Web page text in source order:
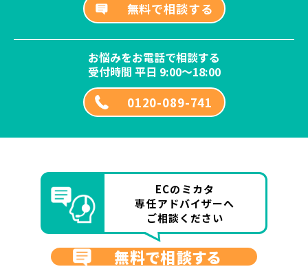
無料で相談する
お悩みをお電話で相談する
受付時間 平日 9:00～18:00
0120-089-741
ECのミカタ
専任アドバイザーへ
ご相談ください
無料で相談する